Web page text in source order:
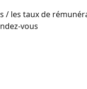
/ les taux de
vous